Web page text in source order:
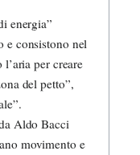
energia”
e consistono nel
per creare
del petto”,
Aldo Bacci
movimento e